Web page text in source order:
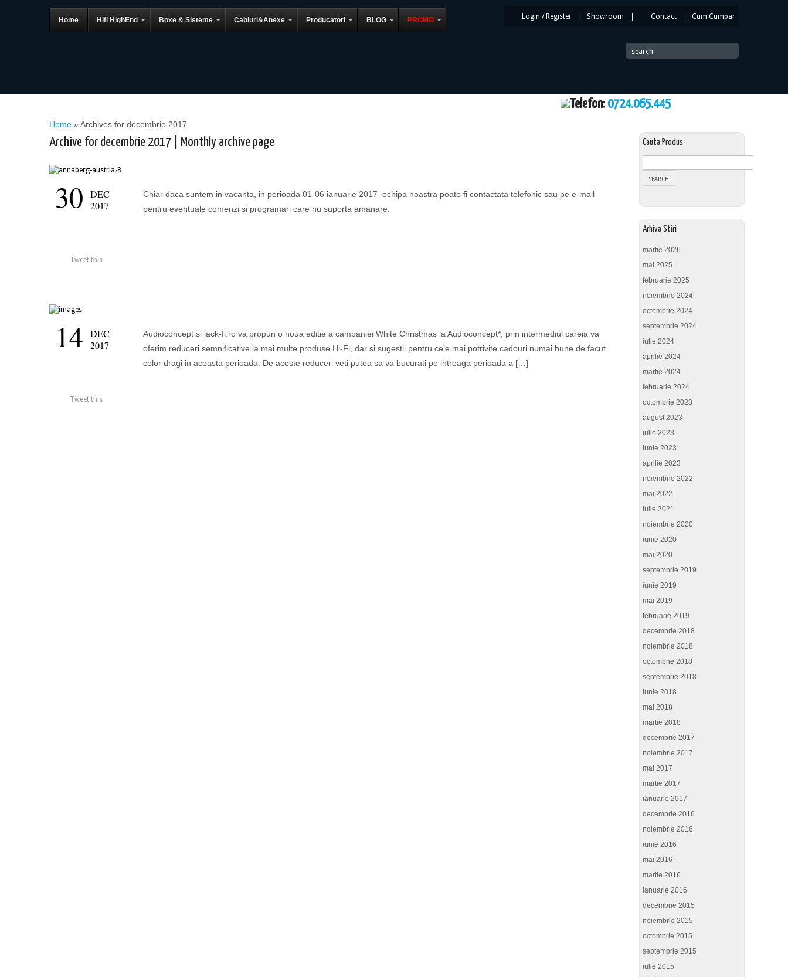
Login / Register Showroom Contact Cum Cumpar
Home Hifi HighEnd Boxe & Sisteme Cabluri&Anexe Producatori BLOG PROMO
search
Telefon: 0724.065.445
Home » Archives for decembrie 2017
Archive for decembrie 2017 | Monthly archive page
30
DEC
2017
Tweet this
Chiar daca suntem in vacanta, in perioada 01-06 ianuarie 2017 echipa noastra poate fi contactata telefonic sau pe e-mail
pentru eventuale comenzi si programari care nu suporta amanare.
14
DEC
2017
Tweet this
Audioconcept si jack-fi.ro va propun o noua editie a campaniei White Christmas la Audioconcept*, prin intermediul careia va
oferim reduceri semnificative la mai multe produse Hi-Fi, dar si sugestii pentru cele mai potrivite cadouri numai bune de facut
celor dragi in aceasta perioada. De aceste reduceri veti putea sa va bucurati pe intreaga perioada a […]
Cauta Produs
Arhiva Stiri
martie 2026
mai 2025
februarie 2025
noiembrie 2024
octombrie 2024
septembrie 2024
iulie 2024
aprilie 2024
martie 2024
februarie 2024
octombrie 2023
august 2023
iulie 2023
iunie 2023
aprilie 2023
noiembrie 2022
mai 2022
iulie 2021
noiembrie 2020
iunie 2020
mai 2020
septembrie 2019
iunie 2019
mai 2019
februarie 2019
decembrie 2018
noiembrie 2018
octombrie 2018
septembrie 2018
iunie 2018
mai 2018
martie 2018
decembrie 2017
noiembrie 2017
mai 2017
martie 2017
ianuarie 2017
decembrie 2016
noiembrie 2016
iunie 2016
mai 2016
martie 2016
ianuarie 2016
decembrie 2015
noiembrie 2015
octombrie 2015
septembrie 2015
iulie 2015